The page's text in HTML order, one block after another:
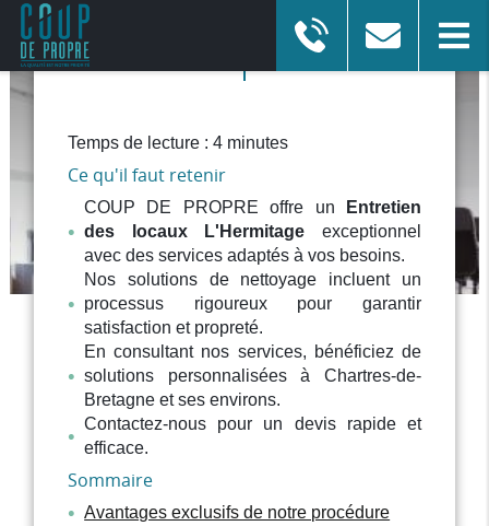
à Chartres-de-Bretagne
Afficher le numéro En savoir plus
Temps de lecture : 4 minutes
Ce qu'il faut retenir
COUP DE PROPRE offre un
Entretien
des locaux L'Hermitage exceptionnel
avec des services adaptés à vos besoins.
Nos solutions de nettoyage incluent un
processus rigoureux pour garantir
satisfaction et propreté.
En consultant nos services, bénéficiez de
solutions personnalisées à Chartres-de-
Bretagne et ses environs.
Contactez-nous pour un devis rapide et
efficace.
Sommaire
Avantages exclusifs de notre procédure